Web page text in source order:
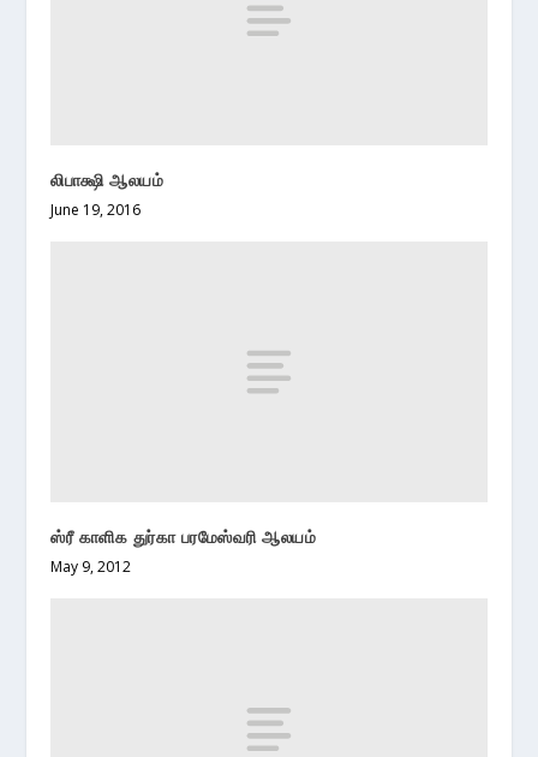
லிபாக்ஷி ஆலயம்
June 19, 2016
ஸ்ரீ காளிக துர்கா பரமேஸ்வரி ஆலயம்
May 9, 2012